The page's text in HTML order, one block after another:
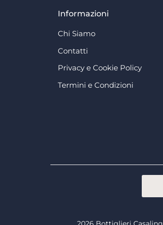
Informazioni
Chi Siamo
Contatti
Privacy e Cookie Policy
Termini e Condizioni